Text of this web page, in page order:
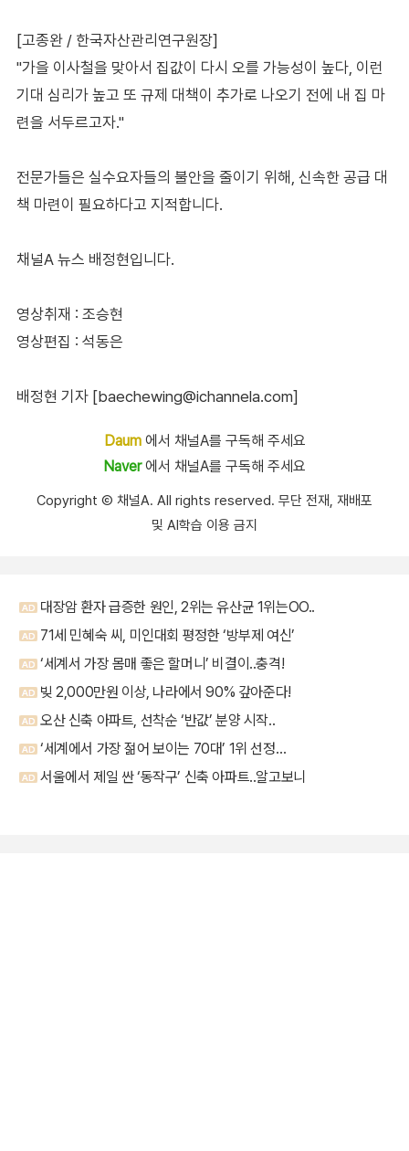
[고종완 / 한국자산관리연구원장]
"가을 이사철을 맞아서 집값이 다시 오를 가능성이 높다, 이런
기대 심리가 높고 또 규제 대책이 추가로 나오기 전에 내 집 마
련을 서두르고자."
전문가들은 실수요자들의 불안을 줄이기 위해, 신속한 공급 대
책 마련이 필요하다고 지적합니다.
채널A 뉴스 배정현입니다.
영상취재 : 조승현
영상편집 : 석동은
배정현 기자 [baechewing@ichannela.com]
Daum에서 채널A를 구독해 주세요
Naver에서 채널A를 구독해 주세요
Copyright Ⓒ 채널A. All rights reserved. 무단 전재, 재배포
및 AI학습 이용 금지